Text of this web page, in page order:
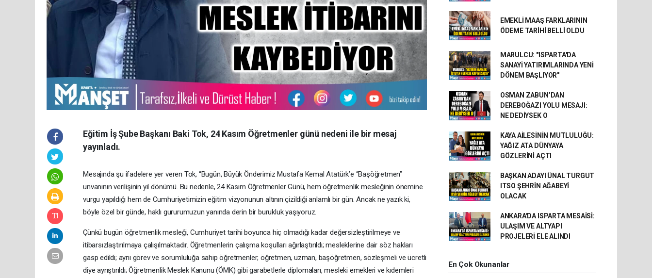
Eğitim İş Şube Başkanı Baki Tok, 24 Kasım Öğretmenler günü nedeni ile bir mesaj
yayınladı.
Mesajında şu ifadelere yer veren Tok, “Bugün, Büyük Önderimiz Mustafa Kemal Atatürk’e “Başöğretmen”
unvanının verilişinin yıl dönümü. Bu nedenle, 24 Kasım Öğretmenler Günü, hem öğretmenlik mesleğinin önemine
vurgu yapıldığı hem de Cumhuriyetimizin eğitim vizyonunun altının çizildiği anlamlı bir gün. Ancak ne yazık ki,
böyle özel bir günde, haklı gururumuzun yanında derin bir burukluk yaşıyoruz.
Çünkü bugün öğretmenlik mesleği, Cumhuriyet tarihi boyunca hiç olmadığı kadar değersizleştirilmeye ve
itibarsızlaştırılmaya çalışılmaktadır. Öğretmenlerin çalışma koşulları ağırlaştırıldı; mesleklerine dair söz hakları
gasp edildi; aynı görev ve sorumluluğa sahip öğretmenler; öğretmen, uzman, başöğretmen, sözleşmeli ve ücretli
diye ayrıştırıldı; Öğretmenlik Meslek Kanunu (ÖMK) gibi garabetlerle diplomaları, mesleki emekleri ve kıdemleri
EMEKLİ MAAŞ FARKLARININ
ÖDEME TARİHİ BELLİ OLDU
MARULCU: "ISPARTA'DA
SANAYİ YATIRIMLARINDA YENİ
DÖNEM BAŞLIYOR"
OSMAN ZABUN’DAN
DEREBOĞAZI YOLU MESAJI:
NE DEDİYSEK O
KAYA AİLESİNİN MUTLULUĞU:
YAĞIZ ATA DÜNYAYA
GÖZLERİNİ AÇTI
BAŞKAN ADAYI ÜNAL TURGUT
ITSO ŞEHRİN AĞABEYİ
OLACAK
ANKARA'DA ISPARTA MESAİSİ:
ULAŞIM VE ALTYAPI
PROJELERİ ELE ALINDI
En Çok Okunanlar